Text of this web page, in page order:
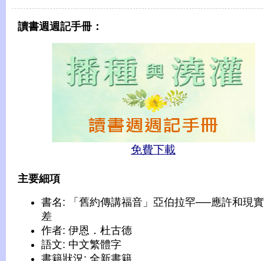
讀書週週記手冊：
免費下載
主要細項
書名: 「舊約傳講福音」亞伯拉罕──應許和現
差
作者: 伊恩．杜古德
語文: 中文繁體字